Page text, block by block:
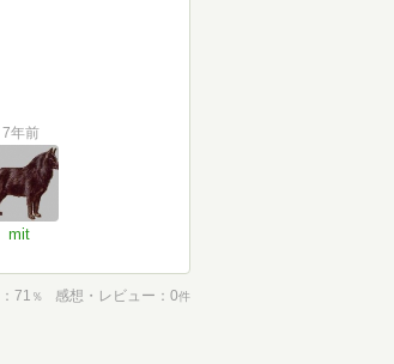
7年前
mit
71 ％ 感想・レビュー 0件